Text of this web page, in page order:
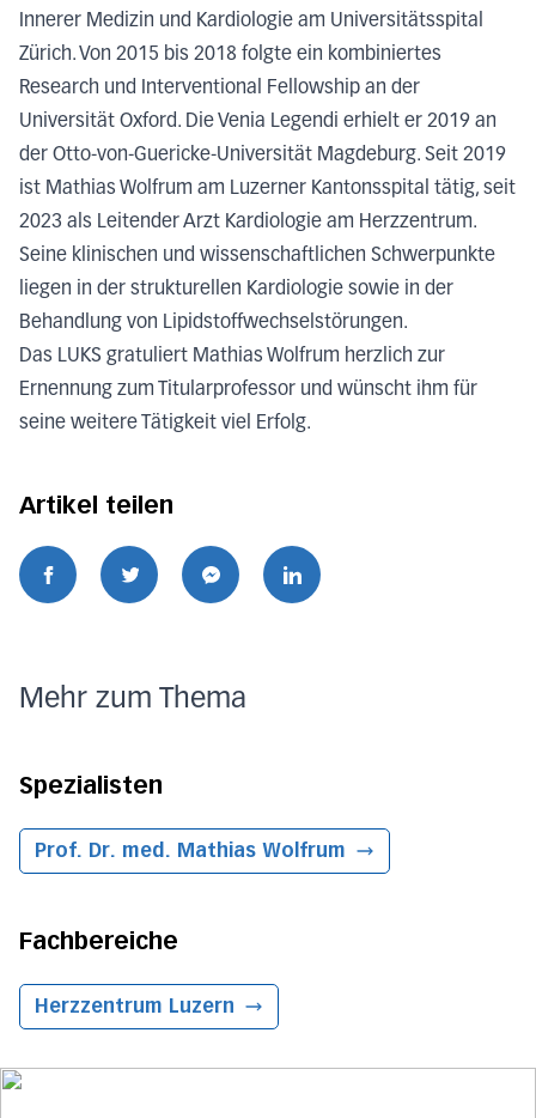
Innerer Medizin und Kardiologie am Universitätsspital
Zürich. Von 2015 bis 2018 folgte ein kombiniertes
Research und Interventional Fellowship an der
Universität Oxford. Die Venia Legendi erhielt er 2019 an
der Otto-von-Guericke-Universität Magdeburg. Seit 2019
ist Mathias Wolfrum am Luzerner Kantonsspital tätig, seit
2023 als Leitender Arzt Kardiologie am Herzzentrum.
Seine klinischen und wissenschaftlichen Schwerpunkte
liegen in der strukturellen Kardiologie sowie in der
Behandlung von Lipidstoffwechselstörungen.
Das LUKS gratuliert Mathias Wolfrum herzlich zur
Ernennung zum Titularprofessor und wünscht ihm für
seine weitere Tätigkeit viel Erfolg.
Artikel teilen
Mehr zum Thema
Spezialisten
Prof. Dr. med. Mathias Wolfrum
Fachbereiche
Herzzentrum Luzern